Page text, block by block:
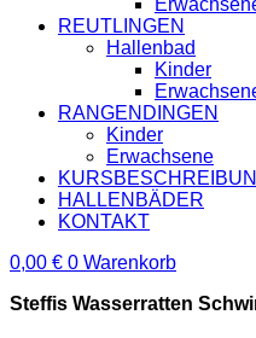
REUTLINGEN
Hallenbad
Kinder
RANGENDINGEN
Kinder
Erwachsene
HALLENBÄDER
KONTAKT
0,00 € 0 Warenkorb
Steffis Wasserratten